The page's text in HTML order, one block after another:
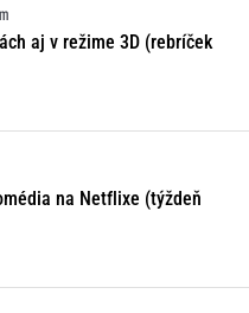
aj v režime 3D (rebríček
na Netflixe (týždeň